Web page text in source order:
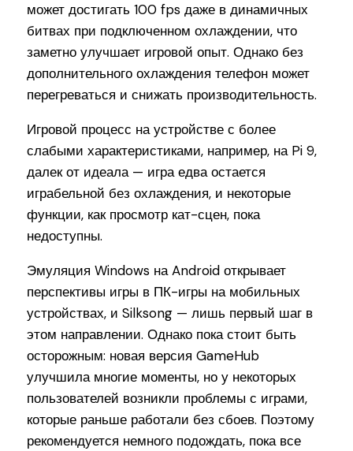
может достигать 100 fps даже в динамичных
битвах при подключенном охлаждении, что
заметно улучшает игровой опыт. Однако без
дополнительного охлаждения телефон может
перегреваться и снижать производительность.
Игровой процесс на устройстве с более
слабыми характеристиками, например, на Pi 9,
далек от идеала — игра едва остается
играбельной без охлаждения, и некоторые
функции, как просмотр кат-сцен, пока
недоступны.
Эмуляция Windows на Android открывает
перспективы игры в ПК-игры на мобильных
устройствах, и Silksong — лишь первый шаг в
этом направлении. Однако пока стоит быть
осторожным: новая версия GameHub
улучшила многие моменты, но у некоторых
пользователей возникли проблемы с играми,
которые раньше работали без сбоев. Поэтому
рекомендуется немного подождать, пока все